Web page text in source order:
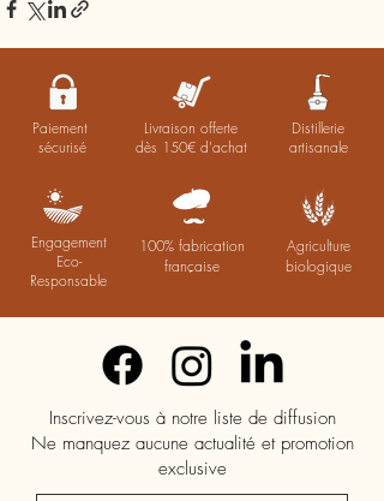
Paiement
sécurisé
Engagement
Eco-
Responsable
Livraison offerte
dès 150€ d'achat
100% fabrication
française
Distillerie
artisanale
Agriculture
biologique
Inscrivez-vous à notre liste de diffusion
Ne manquez aucune actualité et promotion
exclusive